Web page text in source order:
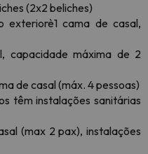
(2x2 beliches)
exteriorè1 cama de casal,
capacidade máxima de 2
de casal (máx. 4 pessoas)
têm instalações sanitárias
(max 2 pax), instalações